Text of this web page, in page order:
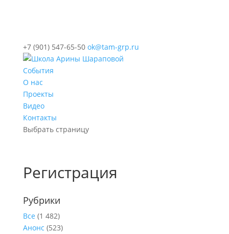
+7 (901) 547-65-50 ok@tam-grp.ru
События
О нас
Проекты
Видео
Контакты
Выбрать страницу
Регистрация
Рубрики
Все (1 482)
Анонс (523)